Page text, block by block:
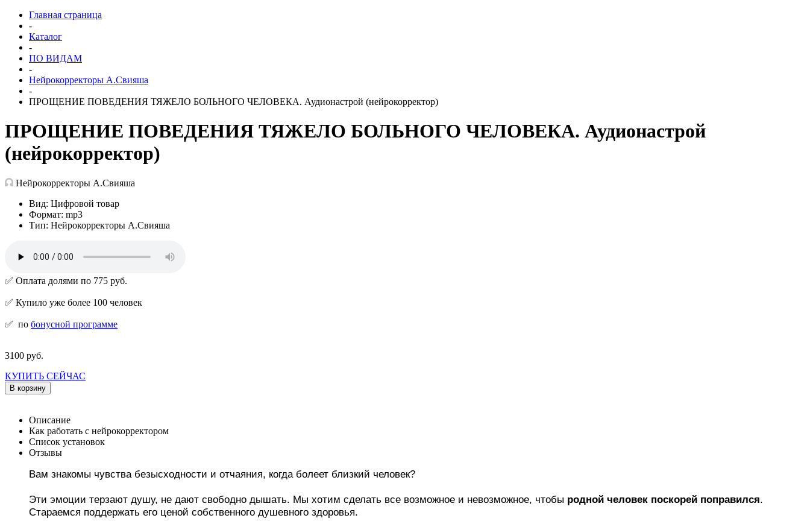
Главная страница
-
Каталог
-
ПО ВИДАМ
-
Нейрокорректоры А.Свияша
-
ПРОЩЕНИЕ ПОВЕДЕНИЯ ТЯЖЕЛО БОЛЬНОГО ЧЕЛОВЕКА. Аудионастрой (нейрокорректор)
ПРОЩЕНИЕ ПОВЕДЕНИЯ ТЯЖЕЛО БОЛЬНОГО ЧЕЛОВЕКА. Аудионастрой
(нейрокорректор)
Нейрокорректоры А.Свияша
Вид: Цифровой товар
Формат: mp3
Тип: Нейрокорректоры А.Свияша
✅ Оплата долями по 775 руб.
✅ Купило уже более 100 человек
✅ по бонусной программе
3100 руб.
КУПИТЬ СЕЙЧАС
В корзину
Описание
Как работать с нейрокорректором
Список установок
Отзывы
Вам знакомы чувства безысходности и отчаяния, когда болеет близкий человек?
Эти эмоции терзают душу, не дают свободно дышать. Мы хотим сделать все возможное и невозможное, чтобы родной человек поскорей поправился.
Стараемся поддержать его ценой собственного душевного здоровья.